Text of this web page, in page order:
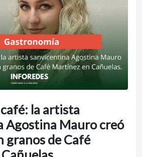
la artista
Agostina Mauro creó
granos de Café